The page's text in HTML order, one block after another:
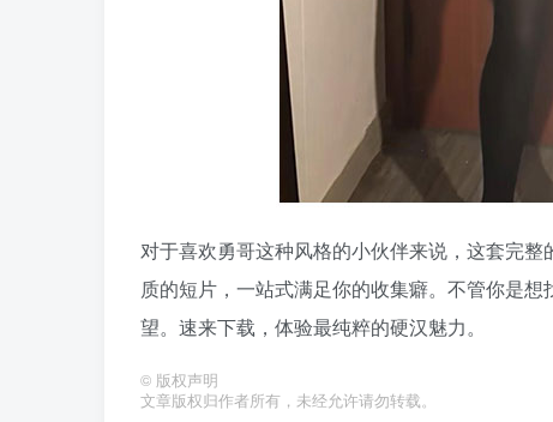
对于喜欢勇哥这种风格的小伙伴来说，这套完
质的短片，一站式满足你的收集癖。不管你是
望。速来下载，体验最纯粹的硬汉魅力。
© 版权声明
文章版权归作者所有，未经允许请勿转载。